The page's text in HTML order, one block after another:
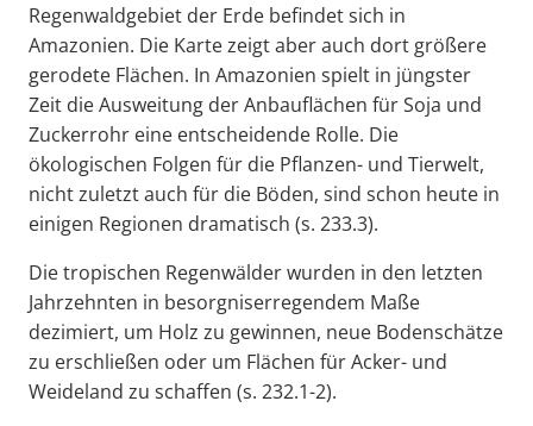
Regenwaldgebiet der Erde befindet sich in
Amazonien. Die Karte zeigt aber auch dort größere
gerodete Flächen. In Amazonien spielt in jüngster
Zeit die Ausweitung der Anbauflächen für Soja und
Zuckerrohr eine entscheidende Rolle. Die
ökologischen Folgen für die Pflanzen- und Tierwelt,
nicht zuletzt auch für die Böden, sind schon heute in
einigen Regionen dramatisch (s. 233.3).
Die tropischen Regenwälder wurden in den letzten
Jahrzehnten in besorgniserregendem Maße
dezimiert, um Holz zu gewinnen, neue Bodenschätze
zu erschließen oder um Flächen für Acker- und
Weideland zu schaffen (s. 232.1-2).